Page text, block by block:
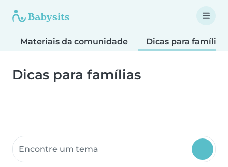
Materiais da comunidade Dicas para famílias
Dicas para famílias
Pesquisar materiais da comunidade